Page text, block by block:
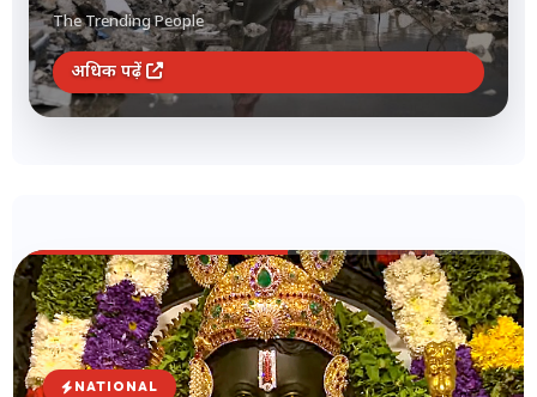
The Trending People
अधिक पढ़ें
NATIONAL